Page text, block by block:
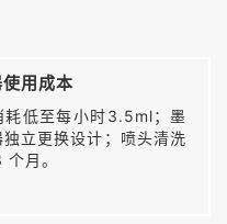
用成本
低至每小时3.5ml； 墨
立更换设计；喷头清洗
月。